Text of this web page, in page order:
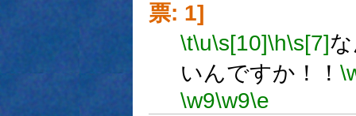
票: 1]
\t\u\s[10]\h\s[7]
いんですか！！
\w9\w9\e